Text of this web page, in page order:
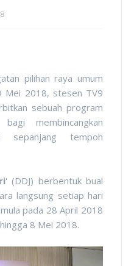
pilihan raya umum
Mei 2018, stesen TV9
sebuah program
membincangkan
sepanjang tempoh
' (DDJ) berbentuk bual
langsung setiap hari
pada 28 April 2018
8 Mei 2018.